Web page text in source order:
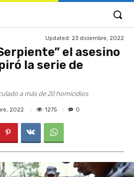
Updated: 23 diciembre, 2022
el asesino
la serie de
a más de 20 homicidios
2022 1275 0